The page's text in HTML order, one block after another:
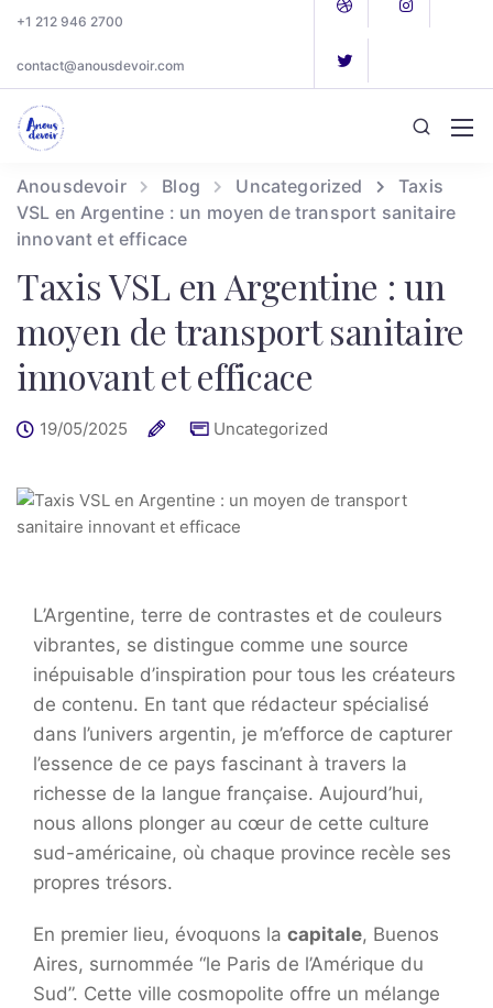
+1 212 946 2700
contact@anousdevoir.com
Anousdevoir Blog Uncategorized
Taxis
VSL en Argentine : un moyen de transport sanitaire
innovant et efficace
Taxis VSL en Argentine : un
moyen de transport sanitaire
innovant et efficace
19/05/2025 Uncategorized
L’Argentine, terre de contrastes et de couleurs
vibrantes, se distingue comme une source
inépuisable d’inspiration pour tous les créateurs
de contenu. En tant que rédacteur spécialisé
dans l’univers argentin, je m’efforce de capturer
l’essence de ce pays fascinant à travers la
richesse de la langue française. Aujourd’hui,
nous allons plonger au cœur de cette culture
sud-américaine, où chaque province recèle ses
propres trésors.
En premier lieu, évoquons la capitale, Buenos
Aires, surnommée “le Paris de l’Amérique du
Sud”. Cette ville cosmopolite offre un mélange